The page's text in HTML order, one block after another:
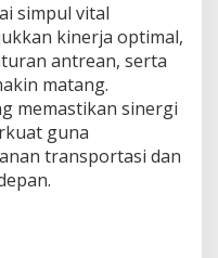
simpul vital
kinerja optimal,
antrean, serta
matang.
memastikan sinergi
guna
transportasi dan